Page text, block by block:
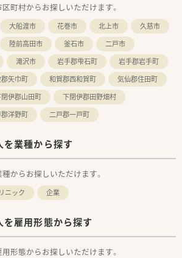
内の温度点検(朝)
の確認
認可を確認
の問い合わせに対応
らの戻り品の確認
度点検(夕方)
簿の記録
リアイメージ】
て一つの営業所で長く務めて貢献している方
る方もいます。
の薬剤師をバックアップする部署への道もあ
事業所を展開する、東証プライム上場の医薬品卸
給だけでなく、医療機関の経営を支えるコンサ
す。
業として、最高位の「えるぼし」認定を受けて
町村からお探しいただけます。
大船渡市 花巻市 北上市
久慈市
陸前高田市 釜石市
二戸市
滝沢市 岩手郡雫石町
岩手郡岩手町
矢巾町 和賀郡西和賀町
気仙郡住田町
伊郡山田町
下閉伊郡田野畑村
洋野町 二戸郡一戸町
業種から探す
からお探しいただけます。
ニック 企業
雇用形態から探す
形態からお探しいただけます。